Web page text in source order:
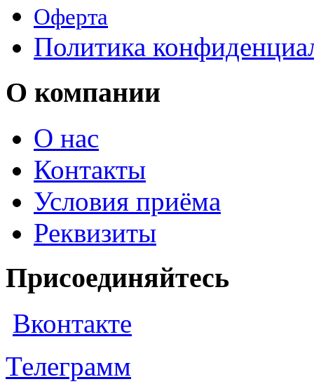
Оферта
Политика
О компании
О нас
Контакты
Условия приёма
Реквизиты
Присоединяйтесь
Вконтакте
Телеграмм